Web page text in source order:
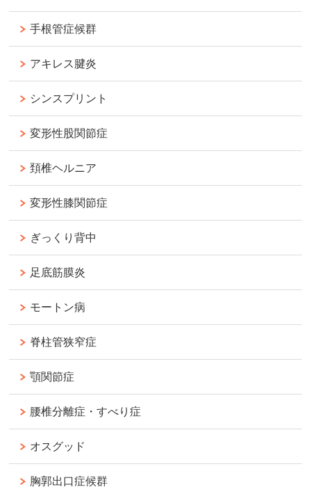
手根管症候群
アキレス腱炎
シンスプリント
変形性股関節症
頚椎ヘルニア
変形性膝関節症
ぎっくり背中
足底筋膜炎
モートン病
脊柱管狭窄症
顎関節症
腰椎分離症・すべり症
オスグッド
胸郭出口症候群